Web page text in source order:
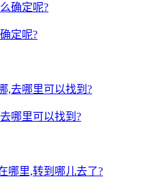
定呢?
哪里可以找到?